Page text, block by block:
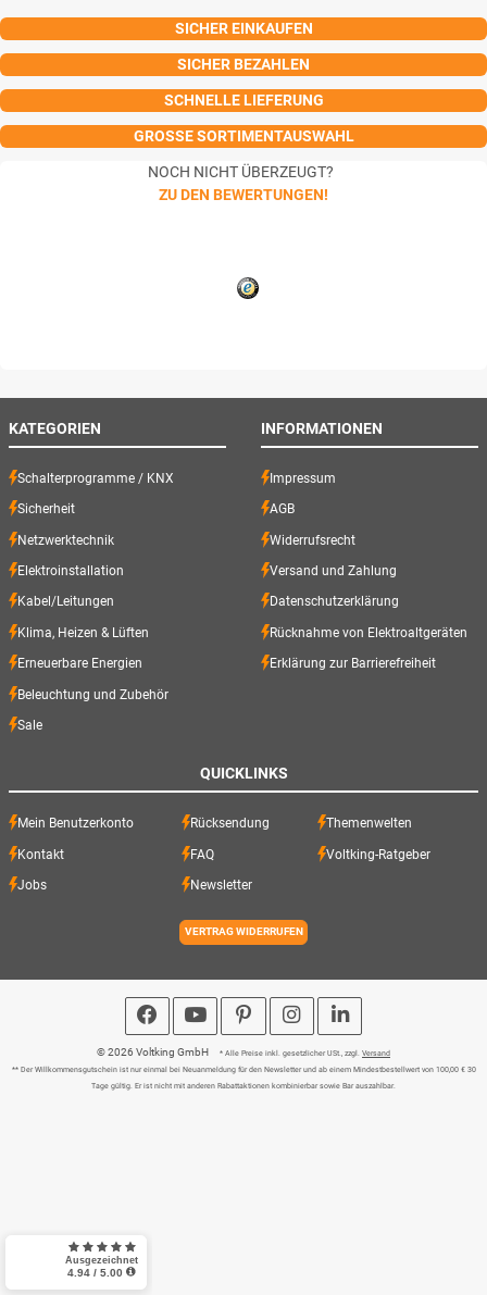
SICHER EINKAUFEN
SICHER BEZAHLEN
SCHNELLE LIEFERUNG
GROSSE SORTIMENTAUSWAHL
NOCH NICHT ÜBERZEUGT?
ZU DEN BEWERTUNGEN!
KATEGORIEN
Schalterprogramme / KNX
Sicherheit
Netzwerktechnik
Elektroinstallation
Kabel/Leitungen
Klima, Heizen & Lüften
Erneuerbare Energien
Beleuchtung und Zubehör
Sale
INFORMATIONEN
Impressum
AGB
Widerrufsrecht
Versand und Zahlung
Datenschutzerklärung
Rücknahme von Elektroaltgeräten
Erklärung zur Barrierefreiheit
QUICKLINKS
Mein Benutzerkonto Rücksendung Themenwelten
Kontakt FAQ Voltking-Ratgeber
Jobs Newsletter
VERTRAG WIDERRUFEN
© 2026 Voltking GmbH * Alle Preise inkl. gesetzlicher USt., zzgl. Versand
** Der Willkommensgutschein ist nur einmal bei Neuanmeldung für den Newsletter und ab einem Mindestbestellwert von 100,00 € 30
Tage gültig. Er ist nicht mit anderen Rabattaktionen kombinierbar sowie Bar auszahlbar.